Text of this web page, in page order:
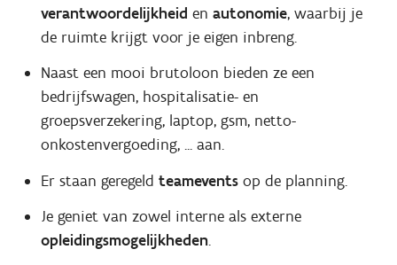
verantwoordelijkheid en autonomie, waarbij je
de ruimte krijgt voor je eigen inbreng.
Naast een mooi brutoloon bieden ze een
bedrijfswagen, hospitalisatie- en
groepsverzekering, laptop, gsm, netto-
onkostenvergoeding, ... aan.
Er staan geregeld teamevents op de planning.
Je geniet van zowel interne als externe
opleidingsmogelijkheden.